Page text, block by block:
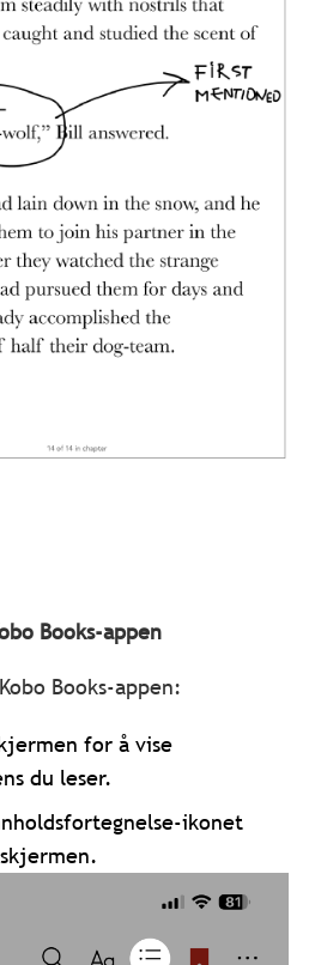
Books-appen
Books-appen:
for å vise
du leser.
ikonet